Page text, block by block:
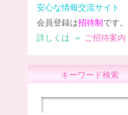
安心な情報交流サイト
会員登録は招待制 です。
詳しくは ⇒ ご招待案内
キーワード検索